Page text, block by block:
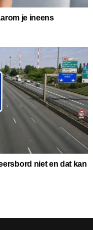
je ineens
niet en dat kan